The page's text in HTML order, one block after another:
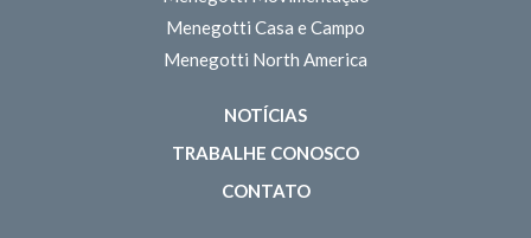
Menegotti Casa e Campo
Menegotti North America
NOTÍCIAS
TRABALHE CONOSCO
CONTATO